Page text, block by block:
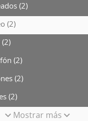
(2)
(2)
(2)
(2)
(2)
(2)
Mostrar más